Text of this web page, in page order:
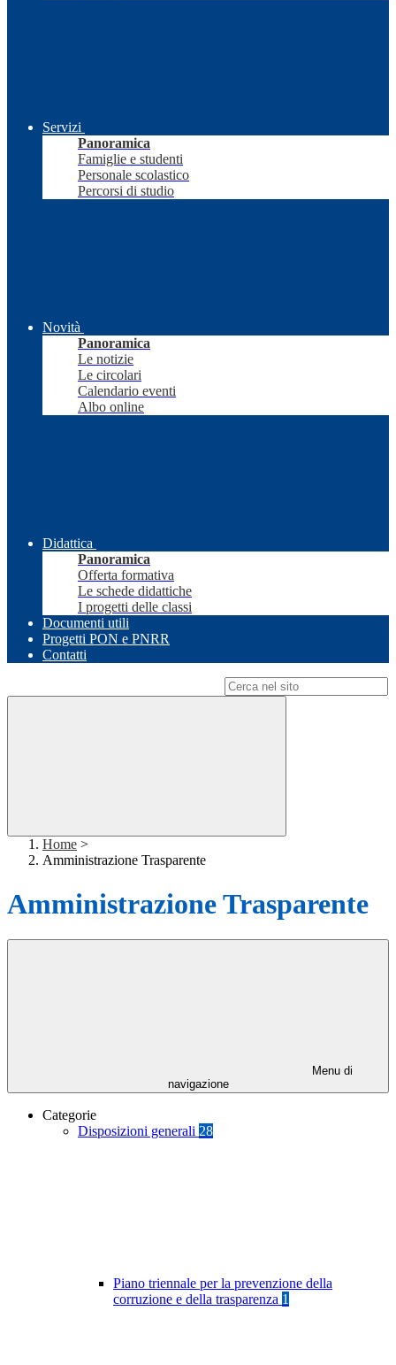
Servizi
Panoramica
Famiglie e studenti
Personale scolastico
Percorsi di studio
Novità
Panoramica
Le notizie
Le circolari
Calendario eventi
Albo online
Didattica
Panoramica
Offerta formativa
Le schede didattiche
I progetti delle classi
Documenti utili
Progetti PON e PNRR
Contatti
Home >
Amministrazione Trasparente
Amministrazione Trasparente
Menu di
navigazione
Categorie
Disposizioni generali 28
Piano triennale per la prevenzione della
corruzione e della trasparenza 1